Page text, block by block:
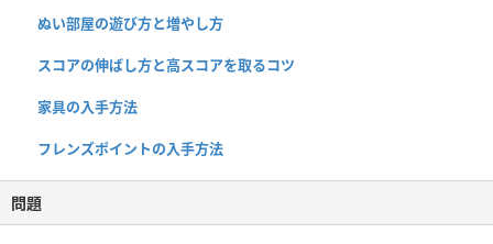
ぬい部屋の遊び方と増やし方
スコアの伸ばし方と高スコアを取るコツ
家具の入手方法
フレンズポイントの入手方法
問題